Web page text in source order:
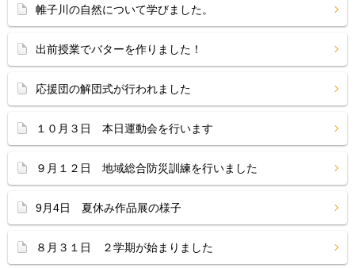
帷子川の自然について学びました。
出前授業でバターを作りました！
応援団の解団式が行われました
１０月３日 本日運動会を行います
９月１２日 地域総合防災訓練を行いました
9月4日 夏休み作品展の様子
８月３１日 ２学期が始まりました